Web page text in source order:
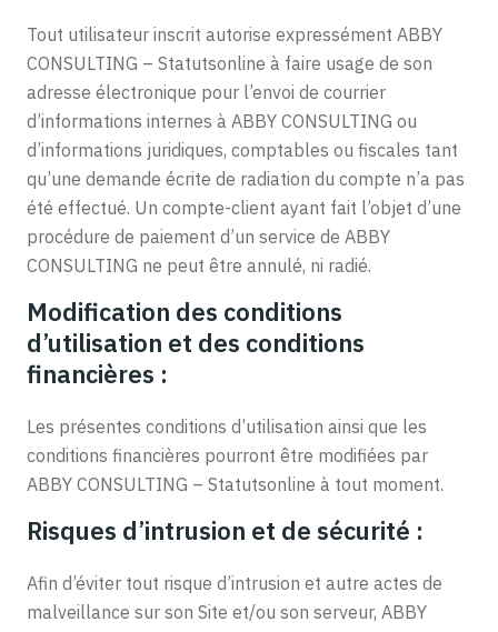
Tout utilisateur inscrit autorise expressément ABBY
CONSULTING – Statutsonline à faire usage de son
adresse électronique pour l’envoi de courrier
d’informations internes à ABBY CONSULTING ou
d’informations juridiques, comptables ou fiscales tant
qu’une demande écrite de radiation du compte n’a pas
été effectué. Un compte-client ayant fait l’objet d’une
procédure de paiement d’un service de ABBY
CONSULTING ne peut être annulé, ni radié.
Modification des conditions
d’utilisation et des conditions
financières :
Les présentes conditions d’utilisation ainsi que les
conditions financières pourront être modifiées par
ABBY CONSULTING – Statutsonline à tout moment.
Risques d’intrusion et de sécurité :
Afin d’éviter tout risque d’intrusion et autre actes de
malveillance sur son Site et/ou son serveur, ABBY